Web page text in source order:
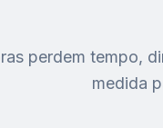
perdem tempo,
medida